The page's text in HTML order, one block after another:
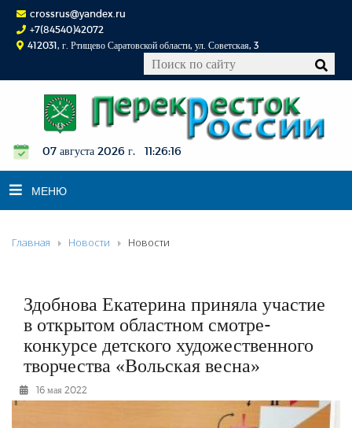
crossrus@yandex.ru
+7(84540)42072
412031, г. Ртищево Саратовской области, ул. Советская, 3
07 августа 2026 г. 11:26:17
МЕНЮ
НОВОСТИ
К СВЕДЕНИЮ
КОНКУРСЫ
ФОТОРЕПОРТАЖИ
РЕКЛАМОДАТЕЛЯМ
ОБЪЯВЛЕНИЯ
Главная Новости Новости
Здобнова Екатерина приняла участие
в открытом областном смотре-
конкурсе детского художественного
творчества «Вольская весна»
16 мая 2022